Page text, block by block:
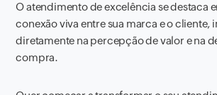
O atendimento de excelência se destaca
conexão viva entre sua marca e o cliente,
diretamente na percepção de valor e na
compra.